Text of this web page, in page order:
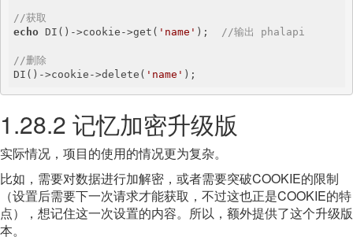
//获取
echo DI()->cookie->get( 'name' ); //输出 phalapi
//删除
DI()->cookie->delete( 'name' );
1.28.2 记忆加密升级版
实际情况，项目的使用的情况更为复杂。
比如，需要对数据进行加解密，或者需要突破COOKIE的限制
（设置后需要下一次请求才能获取，不过这也正是COOKIE的特
点），想记住这一次设置的内容。所以，额外提供了这个升级版
本。